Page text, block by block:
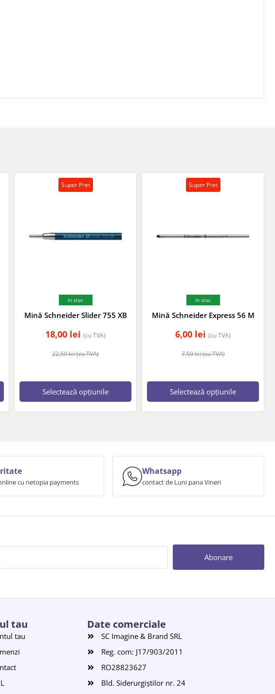
Super Pret
In stoc
Mină Schneider Slider 755 XB
22,50lei(cu TVA)
18,00 lei (cu TVA)
Selectează opțiunile
Super Pret
In stoc
Mină Schneider Express 56 M
7,50lei(cu TVA)
6,00 lei (cu TVA)
Selectează opțiunile
cu netopia payments
Whatsapp
contact de Luni pana Vineri
Abonare
tau
tau
Date comerciale
SC Imagine & Brand SRL
Reg. com: J17/903/2011
RO28823627
Bld. Siderurgiștilor nr. 24